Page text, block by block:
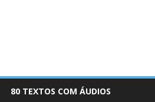
80 TEXTOS COM ÁUDIOS